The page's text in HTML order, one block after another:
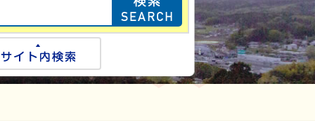
検索